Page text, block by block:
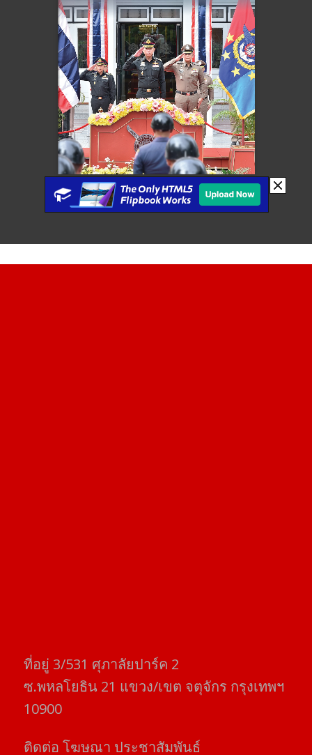
ที่อยู่​ 3/531​ ศุภาลัยปาร์ค​ 2
ซ.พหลโยธิน​ 21​ แขวง/เขต​ จตุจักร​ กรุงเทพฯ
10900
ติดต่อ​ โฆษณา​ ประชาสัมพันธ์